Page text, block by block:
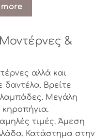
&
αλλά και
Βρείτε
λαμπάδες. Μεγάλη
κηροπήγια.
τιμές. Άμεση
Κατάστημα στην